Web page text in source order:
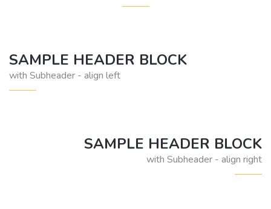
SAMPLE HEADER BLOCK
with Subheader - align left
SAMPLE HEADER BLOCK
with Subheader - align right